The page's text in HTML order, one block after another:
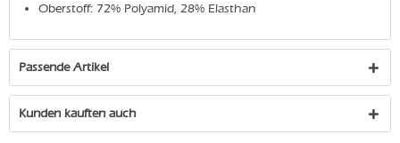
Oberstoff: 72% Polyamid, 28% Elasthan
Passende Artikel
Kunden kauften auch